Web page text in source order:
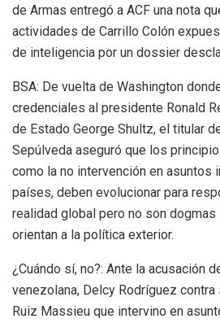
de Armas entregó a ACF una nota
actividades de Carrillo Colón
de inteligencia por un dossier
BSA: De vuelta de Washington
credenciales al presidente Ronald
de Estado George Shultz, el titular
Sepúlveda aseguró que los
como la no intervención en asuntos
países, deben evolucionar para
realidad global pero no son
orientan a la política exterior.
¿Cuándo sí, no?: Ante la acusación
venezolana, Delcy Rodríguez contra
Ruiz Massieu que intervino en